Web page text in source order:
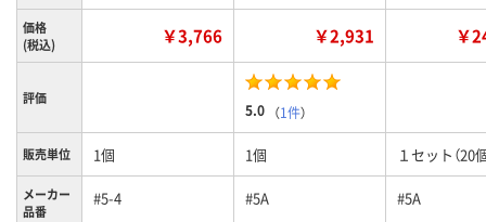
価格
(税込)
￥3,766 ￥2,931 ￥
評価
5.0 （1件）
販売単位 1個 1個 １セット（20
メーカー
品番
#5-4 #5A #5A